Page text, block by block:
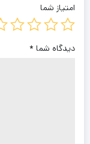
امتیاز شما
دیدگاه شما *